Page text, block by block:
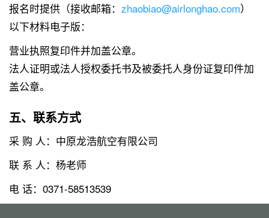
报名时提供（接收邮箱： zhaobiao@airlonghao.com）
以下材料电子版：
营业执照复印件并加盖公章。
法人证明或法人授权委托书及被委托人身份证复印件加
盖公章。
五、联系方式
采 购 人：中原龙浩航空有限公司
联 系 人：杨老师
电 话：0371-58513539